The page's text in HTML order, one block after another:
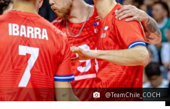
@TeamChile_COCH